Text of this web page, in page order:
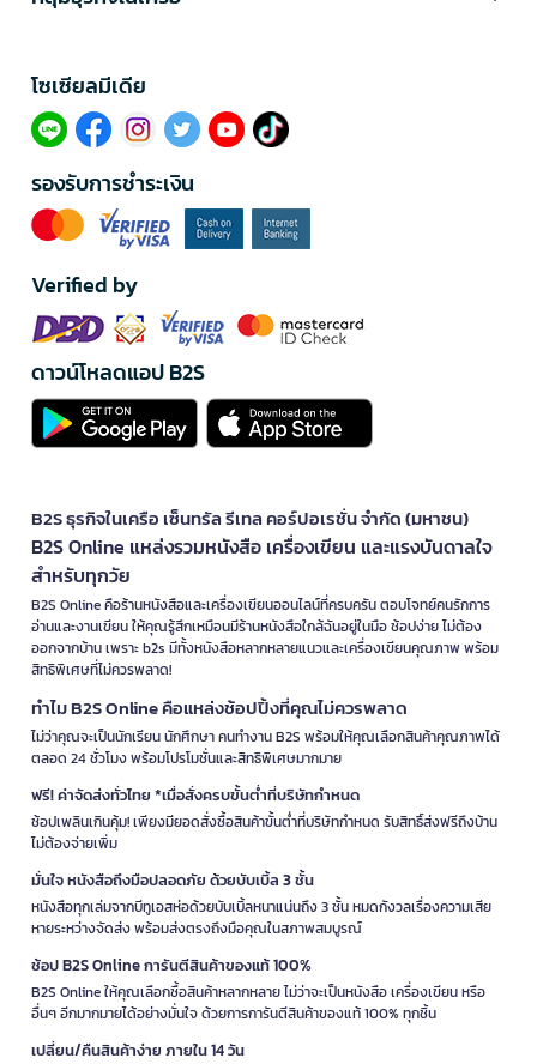
โซเซียลมีเดีย​
รองรับการชำระเงิน
Verified by
ดาวน์โหลดแอป B2S
B2S ธุรกิจในเครือ เซ็นทรัล รีเทล คอร์ปอเรชั่น จำกัด (มหาชน)
B2S Online แหล่งรวมหนังสือ เครื่องเขียน และแรงบันดาลใจ
สำหรับทุกวัย
B2S Online คือร้านหนังสือและเครื่องเขียนออนไลน์ที่ครบครัน ตอบโจทย์คนรักการ
อ่านและงานเขียน ให้คุณรู้สึกเหมือนมีร้านหนังสือใกล้ฉันอยู่ในมือ ช้อปง่าย ไม่ต้อง
ออกจากบ้าน เพราะ b2s มีทั้งหนังสือหลากหลายแนวและเครื่องเขียนคุณภาพ พร้อม
สิทธิพิเศษที่ไม่ควรพลาด!
ทำไม B2S Online คือแหล่งช้อปปิ้งที่คุณไม่ควรพลาด
ไม่ว่าคุณจะเป็นนักเรียน นักศึกษา คนทำงาน B2S พร้อมให้คุณเลือกสินค้าคุณภาพได้
ตลอด 24 ชั่วโมง พร้อมโปรโมชั่นและสิทธิพิเศษมากมาย
ฟรี! ค่าจัดส่งทั่วไทย *เมื่อสั่งครบขั้นต่ำที่บริษัทกำหนด
ช้อปเพลินเกินคุ้ม! เพียงมียอดสั่งซื้อสินค้าขั้นต่ำที่บริษัทกำหนด รับสิทธิ์ส่งฟรีถึงบ้าน
ไม่ต้องจ่ายเพิ่ม
มั่นใจ หนังสือถึงมือปลอดภัย ด้วยบับเบิ้ล 3 ชั้น
หนังสือทุกเล่มจากบีทูเอสห่อด้วยบับเบิ้ลหนาแน่นถึง 3 ชั้น หมดกังวลเรื่องความเสีย
หายระหว่างจัดส่ง พร้อมส่งตรงถึงมือคุณในสภาพสมบูรณ์
ช้อป B2S Online การันตีสินค้าของแท้ 100%
B2S Online ให้คุณเลือกซื้อสินค้าหลากหลาย ไม่ว่าจะเป็นหนังสือ เครื่องเขียน หรือ
อื่นๆ อีกมากมายได้อย่างมั่นใจ ด้วยการการันตีสินค้าของแท้ 100% ทุกชิ้น
เปลี่ยน/คืนสินค้าง่าย ภายใน 14 วัน